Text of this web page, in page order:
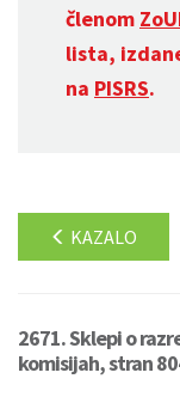
členom
lista,
na PISRS.
KAZALO
2671. Sklepi o
komisijah, stran